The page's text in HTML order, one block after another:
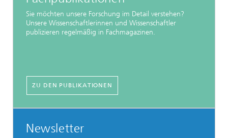
Sie möchten unsere Forschung im Detail verstehen?
Unsere Wissenschaftlerinnen und Wissenschaftler
publizieren regelmäßig in Fachmagazinen.
ZU DEN PUBLIKATIONEN
Newsletter